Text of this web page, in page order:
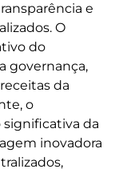
e
O
do
governança,
da
o
da
inovadora